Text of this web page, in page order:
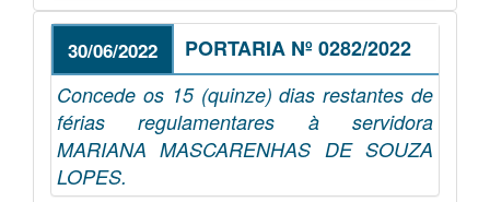
30/06/2022 PORTARIA Nº 0282/2022
Concede os 15 (quinze) dias restantes de
férias regulamentares à servidora
MARIANA MASCARENHAS DE SOUZA
LOPES.